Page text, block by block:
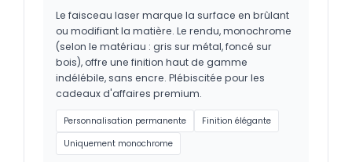
Le faisceau laser marque la surface en brûlant
ou modifiant la matière. Le rendu, monochrome
(selon le matériau : gris sur métal, foncé sur
bois), offre une finition haut de gamme
indélébile, sans encre. Plébiscitée pour les
cadeaux d'affaires premium.
Personnalisation permanente
Finition élégante
Uniquement monochrome